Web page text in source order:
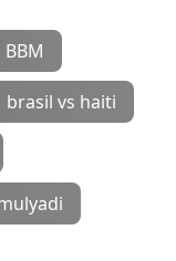
BBM
brasil vs haiti